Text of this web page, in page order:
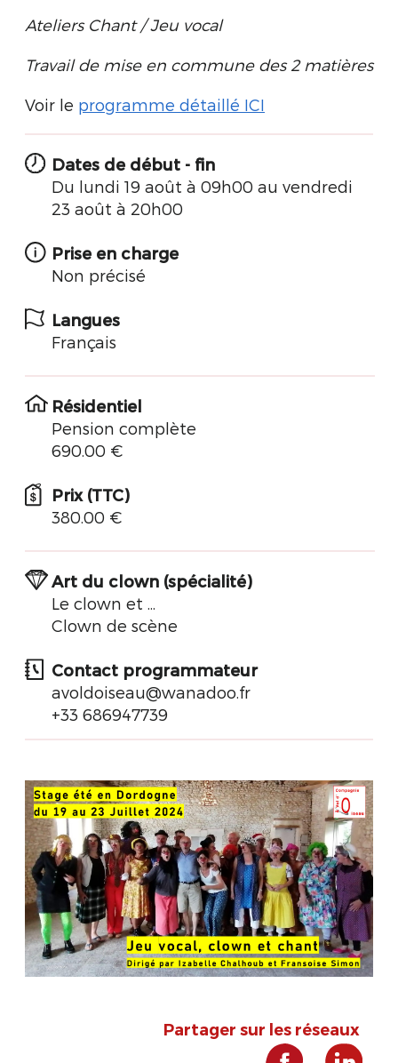
Ateliers Chant / Jeu vocal
Travail de mise en commune des 2 matières
Voir le programme détaillé ICI
Dates de début - fin
Du lundi 19 août à 09h00 au vendredi
23 août à 20h00
Prise en charge
Non précisé
Langues
Français
Résidentiel
Pension complète
690.00 €
Prix (TTC)
380.00 €
Art du clown (spécialité)
Le clown et ...
Clown de scène
Contact programmateur
avoldoiseau@wanadoo.fr
+33 686947739
Partager sur les réseaux